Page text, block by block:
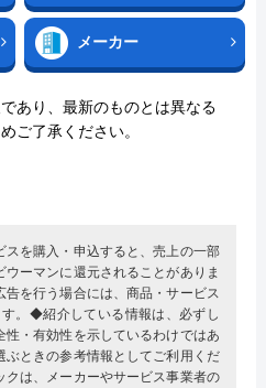
メーカー
あり、最新のものとは異なる
ご了承ください。
を購入・申込すると、売上の一部
ーマンに還元されることがありま
を行う場合には、商品・サービス
。◆紹介している情報は、必ずし
性・有効性を示しているわけではあ
ぶときの参考情報としてご利用くだ
は、メーカーやサービス事業者の